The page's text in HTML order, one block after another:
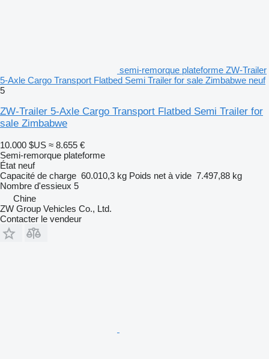
semi-remorque plateforme ZW-Trailer
5‑Axle Cargo Transport Flatbed Semi Trailer for sale Zimbabwe neuf
5
ZW-Trailer 5‑Axle Cargo Transport Flatbed Semi Trailer for
sale Zimbabwe
10.000 $US ≈ 8.655 €
Semi-remorque plateforme
État neuf
Capacité de charge 60.010,3 kg Poids net à vide 7.497,88 kg
Nombre d'essieux 5
Chine
ZW Group Vehicles Co., Ltd.
Contacter le vendeur